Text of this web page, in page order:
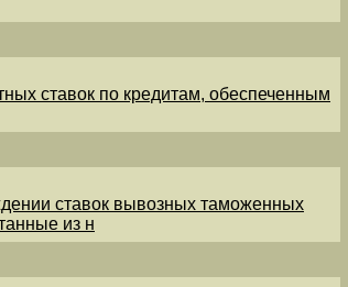
ставок по кредитам, обеспеченным
ставок вывозных таможенных
из н